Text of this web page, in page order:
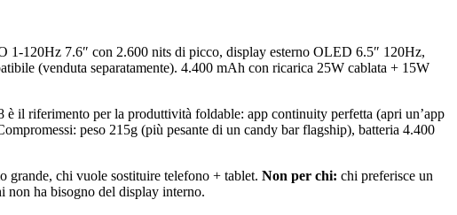
120Hz 7.6″ con 2.600 nits di picco, display esterno OLED 6.5″ 120Hz,
(venduta separatamente). 4.400 mAh con ricarica 25W cablata + 15W
il riferimento per la produttività foldable: app continuity perfetta (apri un’app
peso 215g (più pesante di un candy bar flagship), batteria 4.400
chi vuole sostituire telefono + tablet. Non per chi: chi preferisce un
ha bisogno del display interno.